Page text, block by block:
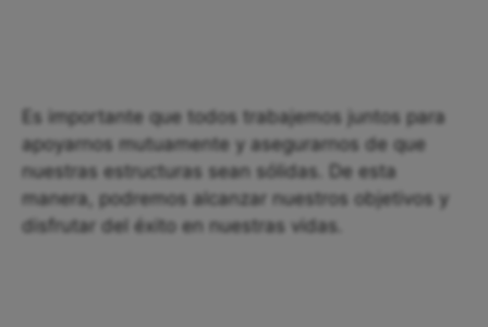
Es importante que todos trabajemos juntos para
apoyarnos mutuamente y asegurarnos de que
nuestras estructuras sean sólidas. De esta
manera, podremos alcanzar nuestros objetivos y
disfrutar del éxito en nuestras vidas.